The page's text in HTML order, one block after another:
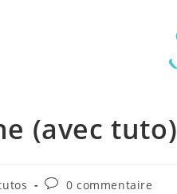
(avec tuto)
Commentaires
0 commentaire